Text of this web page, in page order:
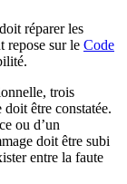
réparer les
repose sur le Code
trois
être constatée.
ou d’un
doit être subi
entre la faute